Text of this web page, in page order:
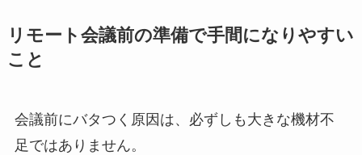
リモート会議前の準備で手間になりやすい
こと
会議前にバタつく原因は、必ずしも大きな機材不
足ではありません。